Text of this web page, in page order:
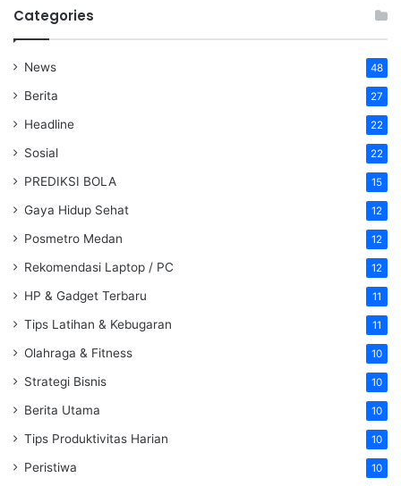
Categories
News 48
Berita 27
Headline 22
Sosial 22
PREDIKSI BOLA 15
Gaya Hidup Sehat 12
Posmetro Medan 12
Rekomendasi Laptop / PC 12
HP & Gadget Terbaru 11
Tips Latihan & Kebugaran 11
Olahraga & Fitness 10
Strategi Bisnis 10
Berita Utama 10
Tips Produktivitas Harian 10
Peristiwa 10